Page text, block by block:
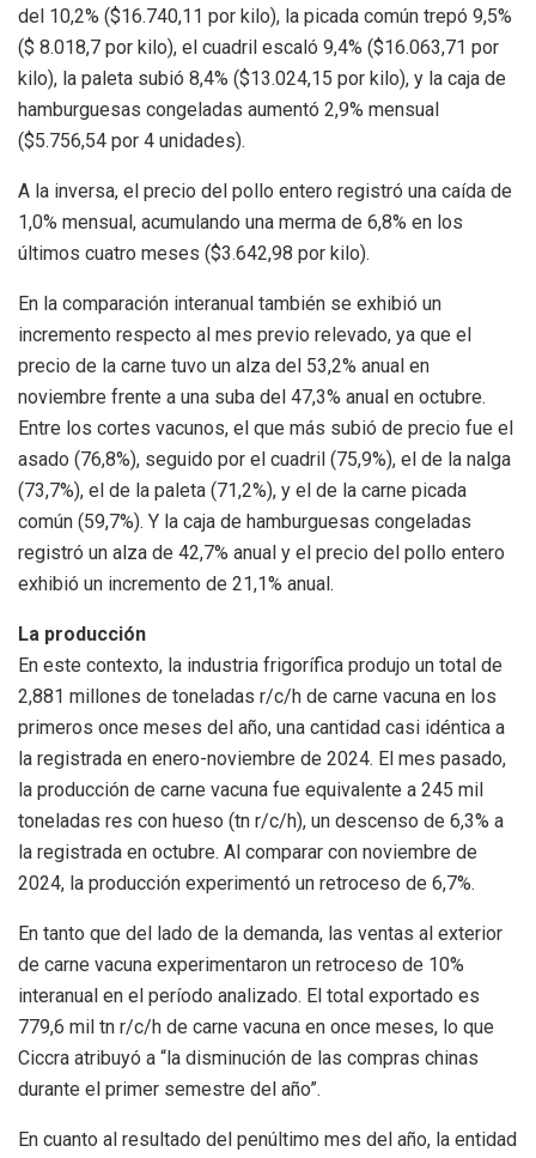
del 10,2% ($16.740,11 por kilo), la picada común trepó 9,5%
($ 8.018,7 por kilo), el cuadril escaló 9,4% ($16.063,71 por
kilo), la paleta subió 8,4% ($13.024,15 por kilo), y la caja de
hamburguesas congeladas aumentó 2,9% mensual
($5.756,54 por 4 unidades).
A la inversa, el precio del pollo entero registró una caída de
1,0% mensual, acumulando una merma de 6,8% en los
últimos cuatro meses ($3.642,98 por kilo).
En la comparación interanual también se exhibió un
incremento respecto al mes previo relevado, ya que el
precio de la carne tuvo un alza del 53,2% anual en
noviembre frente a una suba del 47,3% anual en octubre.
Entre los cortes vacunos, el que más subió de precio fue el
asado (76,8%), seguido por el cuadril (75,9%), el de la nalga
(73,7%), el de la paleta (71,2%), y el de la carne picada
común (59,7%). Y la caja de hamburguesas congeladas
registró un alza de 42,7% anual y el precio del pollo entero
exhibió un incremento de 21,1% anual.
La producción
En este contexto, la industria frigorífica produjo un total de
2,881 millones de toneladas r/c/h de carne vacuna en los
primeros once meses del año, una cantidad casi idéntica a
la registrada en enero-noviembre de 2024. El mes pasado,
la producción de carne vacuna fue equivalente a 245 mil
toneladas res con hueso (tn r/c/h), un descenso de 6,3% a
la registrada en octubre. Al comparar con noviembre de
2024, la producción experimentó un retroceso de 6,7%.
En tanto que del lado de la demanda, las ventas al exterior
de carne vacuna experimentaron un retroceso de 10%
interanual en el período analizado. El total exportado es
779,6 mil tn r/c/h de carne vacuna en once meses, lo que
Ciccra atribuyó a “la disminución de las compras chinas
durante el primer semestre del año”.
En cuanto al resultado del penúltimo mes del año, la entidad